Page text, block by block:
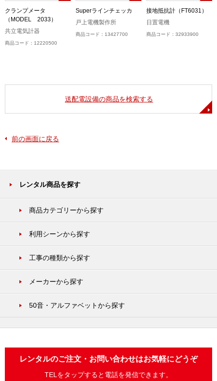
クランプメータ
（MODEL 2033）
共立電気計器
商品コード：12220500
Superラインチェッカ
戸上電機製作所
商品コード：13427700
接地抵抗計（FT6031）
日置電機
商品コード：32933900
送配電設備の商品を検索する
前の画面に戻る
レンタル商品を探す
商品カテゴリーから探す
利用シーンから探す
工事の種類から探す
メーカーから探す
50音・アルファベットから探す
レンタルのご注文・お問い合わせはお気軽にどうぞ
TELをタップすると電話を発信できます。